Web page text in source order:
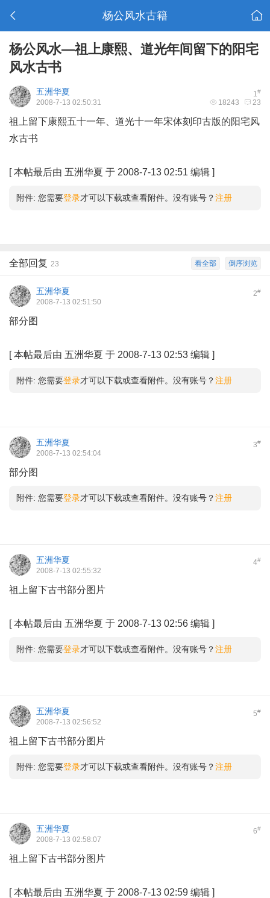
杨公风水古籍
杨公风水—祖上康熙、道光年间留下的阳宅
风水古书
1#
五洲华夏
18243 23
2008-7-13 02:50:31
祖上留下康熙五十一年、道光十一年宋体刻印古版的阳宅风
水古书
[本帖最后由 五洲华夏 于 2008-7-13 02:51 编辑 ]
附件: 您需要登录才可以下载或查看附件。没有账号？注册
倒序浏览
看全部
全部回复 23
2#
五洲华夏
2008-7-13 02:51:50
部分图
[本帖最后由 五洲华夏 于 2008-7-13 02:53 编辑 ]
附件: 您需要登录才可以下载或查看附件。没有账号？注册
3#
五洲华夏
2008-7-13 02:54:04
部分图
附件: 您需要登录才可以下载或查看附件。没有账号？注册
4#
五洲华夏
2008-7-13 02:55:32
祖上留下古书部分图片
[本帖最后由 五洲华夏 于 2008-7-13 02:56 编辑 ]
附件: 您需要登录才可以下载或查看附件。没有账号？注册
5#
五洲华夏
2008-7-13 02:56:52
祖上留下古书部分图片
附件: 您需要登录才可以下载或查看附件。没有账号？注册
6#
五洲华夏
2008-7-13 02:58:07
祖上留下古书部分图片
[本帖最后由 五洲华夏 于 2008-7-13 02:59 编辑 ]